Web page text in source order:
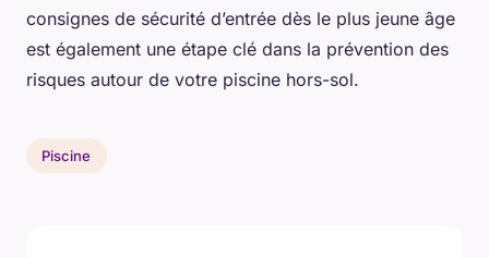
consignes de sécurité d’entrée dès le plus jeune âge
est également une étape clé dans la prévention des
risques autour de votre piscine hors-sol.
Piscine